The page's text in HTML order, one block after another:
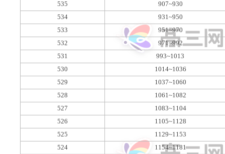
535
907~930
534
931~950
533
951~970
532
971~992
531
993~1013
530
1014~1036
529
1037~1060
528
1061~1082
527
1083~1104
526
1105~1128
525
1129~1153
524
1154~1181